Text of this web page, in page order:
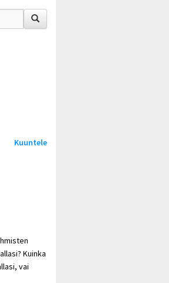
Kuuntele
Kuinka
vai